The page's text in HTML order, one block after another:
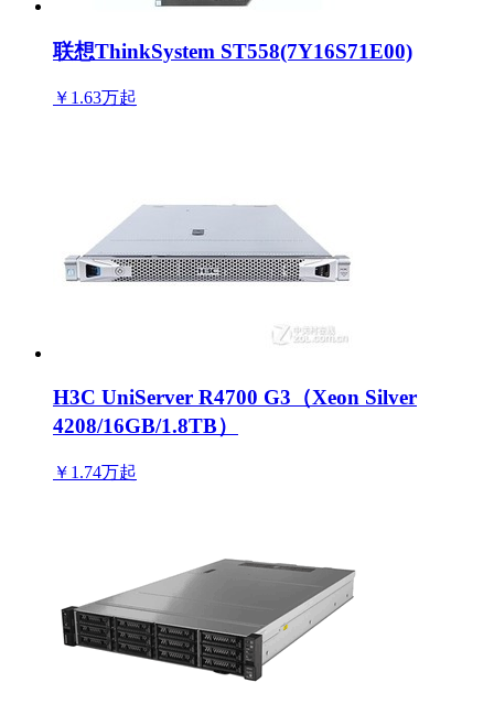
联想ThinkSystem ST558(7Y16S71E00)
￥1.63万起
H3C UniServer R4700 G3（Xeon Silver
4208/16GB/1.8TB）
￥1.74万起